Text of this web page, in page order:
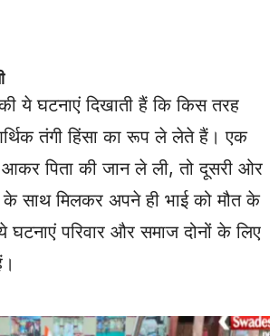
ये घटनाएं दिखाती हैं कि किस तरह
तंगी हिंसा का रूप ले लेते हैं। एक
पिता की जान ले ली, तो दूसरी ओर
के साथ मिलकर अपने ही भाई को मौत के
घटनाएं परिवार और समाज दोनों के लिए